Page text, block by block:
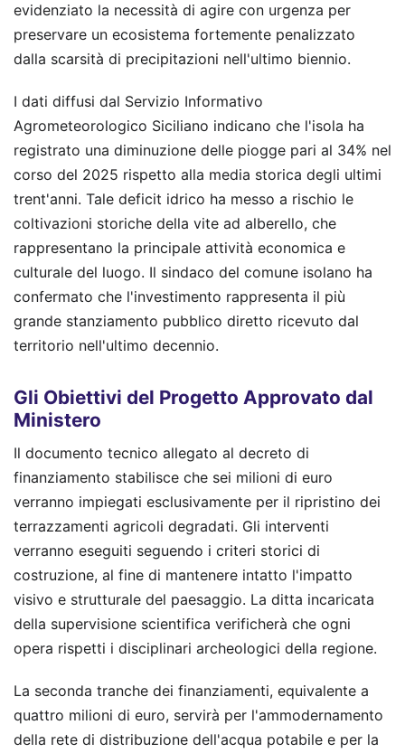
evidenziato la necessità di agire con urgenza per
preservare un ecosistema fortemente penalizzato
dalla scarsità di precipitazioni nell'ultimo biennio.
I dati diffusi dal Servizio Informativo
Agrometeorologico Siciliano indicano che l'isola ha
registrato una diminuzione delle piogge pari al 34% nel
corso del 2025 rispetto alla media storica degli ultimi
trent'anni. Tale deficit idrico ha messo a rischio le
coltivazioni storiche della vite ad alberello, che
rappresentano la principale attività economica e
culturale del luogo. Il sindaco del comune isolano ha
confermato che l'investimento rappresenta il più
grande stanziamento pubblico diretto ricevuto dal
territorio nell'ultimo decennio.
Gli Obiettivi del Progetto Approvato dal
Ministero
Il documento tecnico allegato al decreto di
finanziamento stabilisce che sei milioni di euro
verranno impiegati esclusivamente per il ripristino dei
terrazzamenti agricoli degradati. Gli interventi
verranno eseguiti seguendo i criteri storici di
costruzione, al fine di mantenere intatto l'impatto
visivo e strutturale del paesaggio. La ditta incaricata
della supervisione scientifica verificherà che ogni
opera rispetti i disciplinari archeologici della regione.
La seconda tranche dei finanziamenti, equivalente a
quattro milioni di euro, servirà per l'ammodernamento
della rete di distribuzione dell'acqua potabile e per la